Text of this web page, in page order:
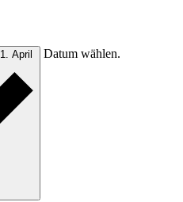
1. April Datum wählen.